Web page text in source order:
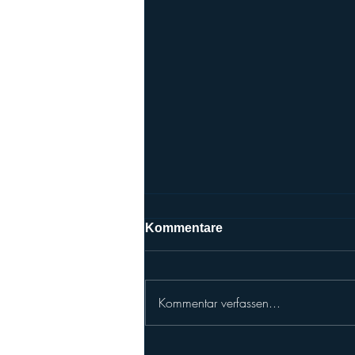
Kommentare
Kommentar verfassen...